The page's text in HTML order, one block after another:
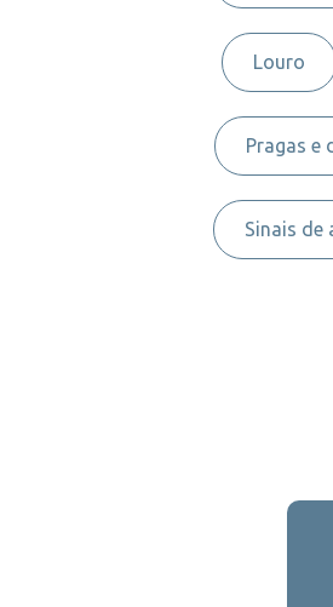
Louro
Pragas e
Sinais de